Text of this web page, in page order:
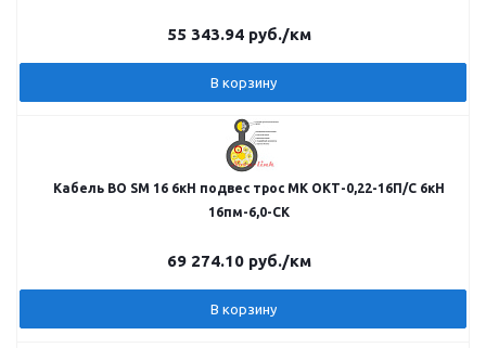
55 343.94 руб./км
В корзину
Кабель ВО SM 16 6кН подвес трос МК ОКТ-0,22-16П/С 6кН
16пм-6,0-СК
69 274.10 руб./км
В корзину